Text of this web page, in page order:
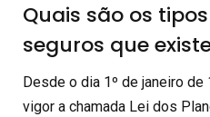
Quais são os
seguros que
Desde o dia 1º de janeiro
vigor a chamada Lei dos